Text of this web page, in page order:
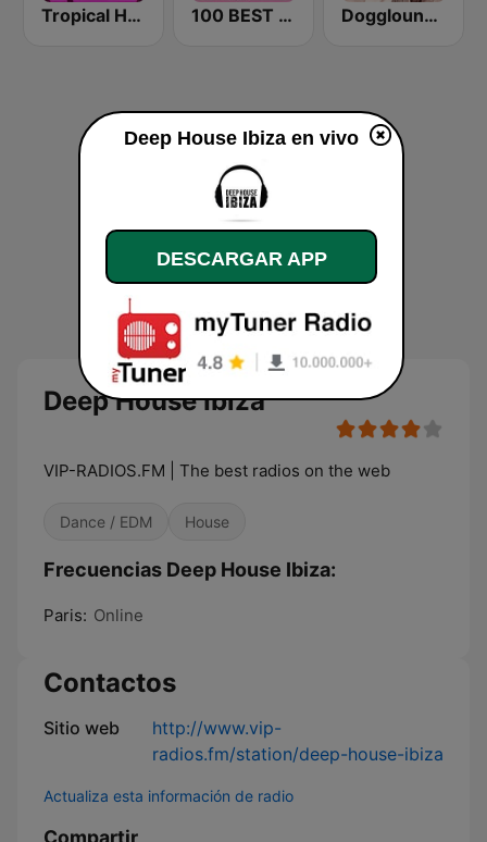
Tropical House 100 BEST Ibiza Deep House Dogglounge Deep House Radio
Deep House Ibiza
VIP-RADIOS.FM | The best radios on the web
Dance / EDM House
Frecuencias Deep House Ibiza:
Paris: Online
Contactos
Sitio web
http://www.vip-
radios.fm/station/deep-house-ibiza
Actualiza esta información de radio
Compartir
Deep House Ibiza en vivo
DESCARGAR APP